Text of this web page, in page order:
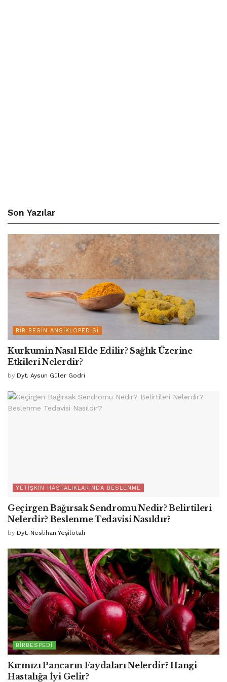
Son Yazılar
BIR BESIN ANSIKLOPEDISI
Kurkumin Nasıl Elde Edilir? Sağlık Üzerine
Etkileri Nelerdir?
by Dyt. Aysun Güler Godri
YETIŞKIN HASTALIKLARINDA BESLENME
Geçirgen Bağırsak Sendromu Nedir? Belirtileri
Nelerdir? Beslenme Tedavisi Nasıldır?
by Dyt. Neslihan Yeşilotalı
BIRBESPEDI
Kırmızı Pancarın Faydaları Nelerdir? Hangi
Hastalığa İyi Gelir?